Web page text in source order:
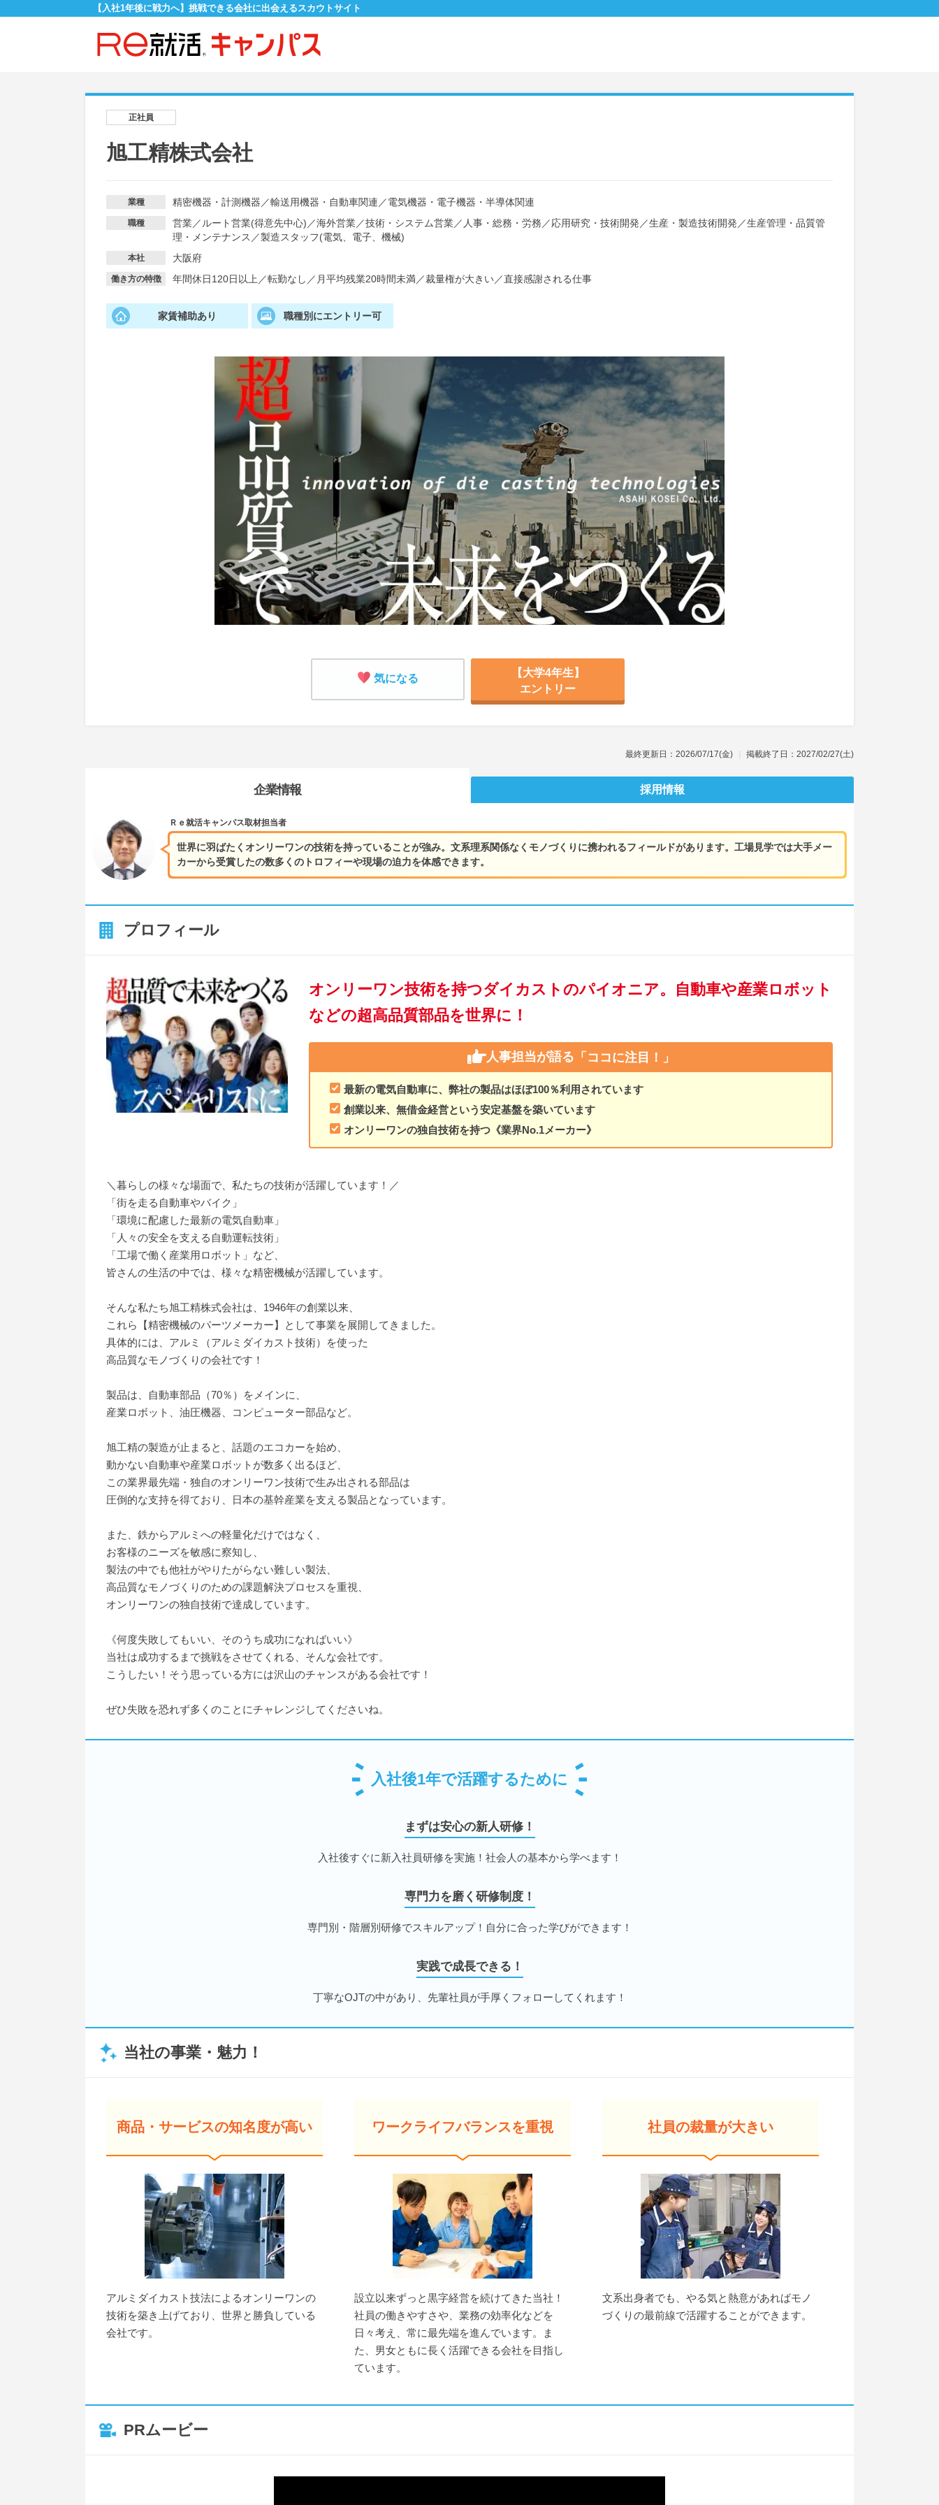
【入社1年後に戦力へ】挑戦できる会社に出会えるスカウトサイト
正社員
旭工精株式会社
業種 精密機器・計測機器 ／輸送用機器・自動車関連 ／電気機器・電子機器・半導体関連
職種 営業／ ルート営業(得意先中心) ／海外営業／技術・システム営業／ 人事・総務・労務 ／応用研究・技術開発 ／生産・製造技術開発 ／生産管理・品質管
理・メンテナンス ／製造スタッフ(電気、電子、機械)
本社 大阪府
働き方の特徴 年間休日120日以上 ／転勤なし ／ 月平均残業20時間未満／裁量権が大きい／直接感謝される仕事
家賃補助あり 職種別にエントリー可
気になる
【大学4年生】
エントリー
最終更新日：2026/07/17(金) 掲載終了日：2027/02/27(土)
企業情報 採用情報
世界に羽ばたくオンリーワンの技術を持っていることが強み。文系理系関係なくモノづくりに携われるフィールドがあります。工場見学では大手メー
カーから受賞したの数多くのトロフィーや現場の迫力を体感できます。
Ｒｅ就活キャンパス取材担当者
プロフィール
オンリーワン技術を持つダイカストのパイオニア。自動車や産業ロボット
などの超高品質部品を世界に！
人事担当が語る 「ココに注目！」
最新の電気自動車に、弊社の製品はほぼ100％利用されています
創業以来、無借金経営という安定基盤を築いています
オンリーワンの独自技術を持つ《業界No.1メーカー》
＼暮らしの様々な場面で、私たちの技術が活躍しています！／
「街を走る自動車やバイク」
「環境に配慮した最新の電気自動車」
「人々の安全を支える自動運転技術」
「工場で働く産業用ロボット」など、
皆さんの生活の中では、様々な精密機械が活躍しています。
そんな私たち旭工精株式会社は、1946年の創業以来、
これら【精密機械のパーツメーカー】として事業を展開してきました。
具体的には、アルミ（アルミダイカスト技術）を使った
高品質なモノづくりの会社です！
製品は、自動車部品（70％）をメインに、
産業ロボット、油圧機器、コンピューター部品など。
旭工精の製造が止まると、話題のエコカーを始め、
動かない自動車や産業ロボットが数多く出るほど、
この業界最先端・独自のオンリーワン技術で生み出される部品は
圧倒的な支持を得ており、日本の基幹産業を支える製品となっています。
また、鉄からアルミへの軽量化だけではなく、
お客様のニーズを敏感に察知し、
製法の中でも他社がやりたがらない難しい製法、
高品質なモノづくりのための課題解決プロセスを重視、
オンリーワンの独自技術で達成しています。
《何度失敗してもいい、そのうち成功になればいい》
当社は成功するまで挑戦をさせてくれる、そんな会社です。
こうしたい！そう思っている方には沢山のチャンスがある会社です！
ぜひ失敗を恐れず多くのことにチャレンジしてくださいね。
入社後1年で活躍するために
まずは安心の新人研修！
入社後すぐに新入社員研修を実施！社会人の基本から学べます！
専門力を磨く研修制度！
専門別・階層別研修でスキルアップ！自分に合った学びができます！
実践で成長できる！
丁寧なOJTの中があり、先輩社員が手厚くフォローしてくれます！
当社の事業・魅力！
商品・サービスの知名度が高い
アルミダイカスト技法によるオンリーワンの
技術を築き上げており、世界と勝負している
会社です。
ワークライフバランスを重視
設立以来ずっと黒字経営を続けてきた当社！
社員の働きやすさや、業務の効率化などを
日々考え、常に最先端を進んでいます。ま
た、男女ともに長く活躍できる会社を目指し
ています。
社員の裁量が大きい
文系出身者でも、やる気と熱意があればモノ
づくりの最前線で活躍することができます。
PRムービー